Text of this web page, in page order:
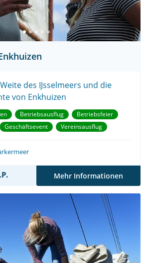
des IJsselmeers und die
von Enkhuizen
Betriebsausflug
Betriebsfeier
Geschäftsevent Vereinsausflug
Mehr Informationen